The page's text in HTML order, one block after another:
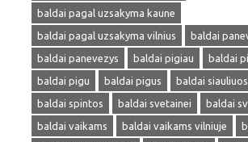
baldai pagal uzsakyma kaune
baldai pagal uzsakyma vilnius
baldai
baldai panevezys
baldai pigiau
baldai
baldai pigu
baldai pigus
baldai
baldai spintos
baldai svetainei
baldai
baldai vaikams
baldai vaikams vilniuje